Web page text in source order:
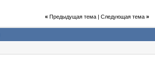
« Предыдущая тема| Следующая тема »